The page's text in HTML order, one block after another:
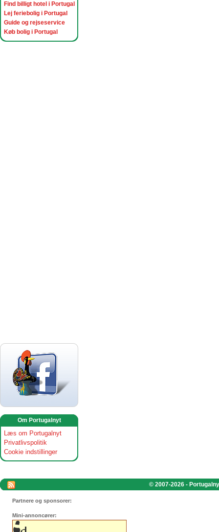
Find billigt hotel i Portugal
Lej feriebolig i Portugal
Guide og rejseservice
Køb bolig i Portugal
Om Portugalnyt
Læs om Portugalnyt
Privatlivspolitik
Cookie indstillinger
© 2007-2026 -
Partnere og sponsorer:
Mini-annoncører: